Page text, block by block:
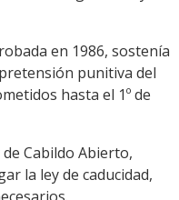
en 1986, sostenía
punitiva del
hasta el 1º de
Cabildo Abierto,
la ley de caducidad,